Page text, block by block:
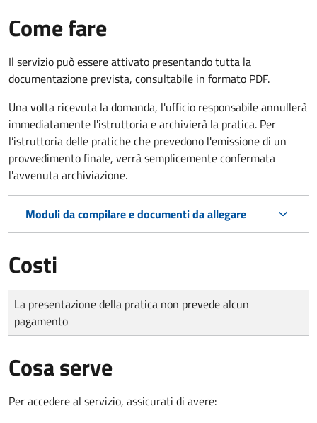
Come fare
Il servizio può essere attivato presentando tutta la
documentazione prevista, consultabile in formato PDF.
Una volta ricevuta la domanda, l'ufficio responsabile annullerà
immediatamente l'istruttoria e archivierà la pratica. Per
l’istruttoria delle pratiche che prevedono l'emissione di un
provvedimento finale, verrà semplicemente confermata
l'avvenuta archiviazione.
Moduli da compilare e documenti da allegare
Costi
Tipo di pagamento
Importo
La presentazione della pratica non prevede alcun
pagamento
Cosa serve
Per accedere al servizio, assicurati di avere: